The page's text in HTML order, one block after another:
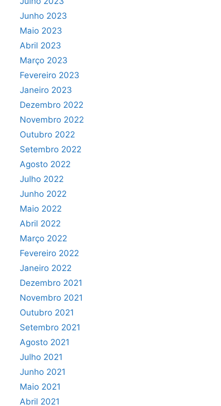
Junho 2023
Maio 2023
Abril 2023
Março 2023
Fevereiro 2023
Janeiro 2023
Dezembro 2022
Novembro 2022
Outubro 2022
Setembro 2022
Agosto 2022
Julho 2022
Junho 2022
Maio 2022
Abril 2022
Março 2022
Fevereiro 2022
Janeiro 2022
Dezembro 2021
Novembro 2021
Outubro 2021
Setembro 2021
Agosto 2021
Julho 2021
Junho 2021
Maio 2021
Abril 2021